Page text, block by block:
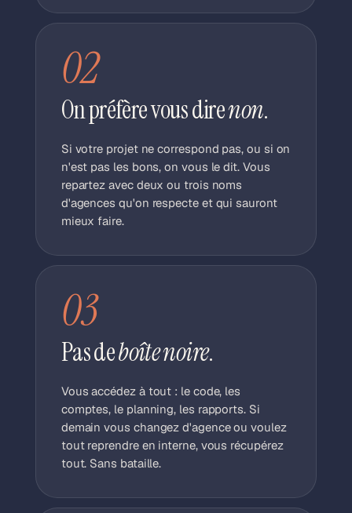
02
On préfère vous direnon.
Si votre projet ne correspond pas, ou si on
n'est pas les bons, on vous le dit. Vous
repartez avec deux ou trois noms
d'agences qu'on respecte et qui sauront
mieux faire.
03
Pas deboîte noire.
Vous accédez à tout : le code, les
comptes, le planning, les rapports. Si
demain vous changez d'agence ou voulez
tout reprendre en interne, vous récupérez
tout. Sans bataille.